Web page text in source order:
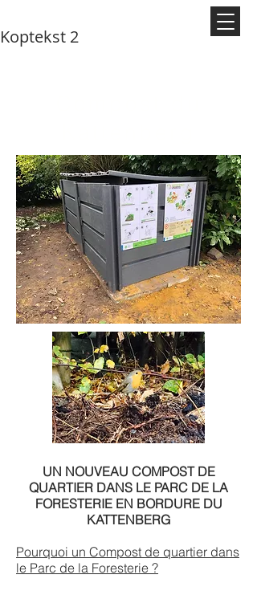
Koptekst 2
UN NOUVEAU COMPOST DE
QUARTIER DANS LE PARC DE LA
FORESTERIE EN BORDURE DU
KATTENBERG
Pourquoi un Compost de quartier dans
le Parc de la Foresterie ?